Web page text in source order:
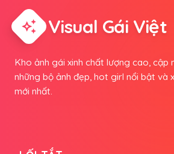
auto_awesome Visual Gái Việt
Kho ảnh gái xinh chất lượng cao, cập
những bộ ảnh đẹp, hot girl nổi bật và
mới nhất.